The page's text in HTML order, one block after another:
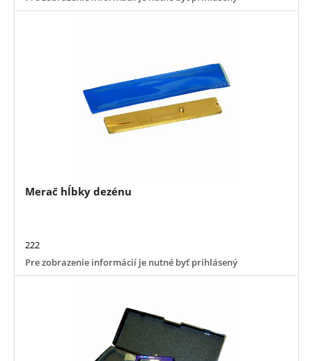
Merač hĺbky dezénu
222
Pre zobrazenie informácií je nutné byť prihlásený